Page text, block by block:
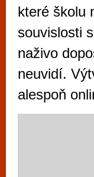
které školu
souvislosti
naživo
neuvidí.
alespoň
vyzkoušet
metropoli
po moderní
příležitostné